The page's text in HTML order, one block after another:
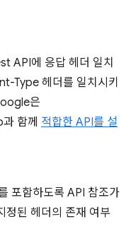
API에 응답 헤더 일치
Type 헤더를 일치시키
은
함께 적합한 API를 설
포함하도록 API 참조가
정된 헤더의 존재 여부